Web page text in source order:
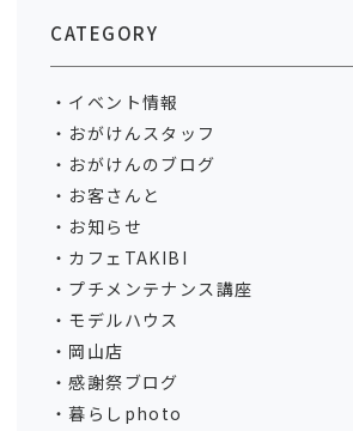
CATEGORY
イベント情報
おがけんスタッフ
おがけんのブログ
お客さんと
お知らせ
カフェTAKIBI
プチメンテナンス講座
モデルハウス
岡山店
感謝祭ブログ
暮らしphoto